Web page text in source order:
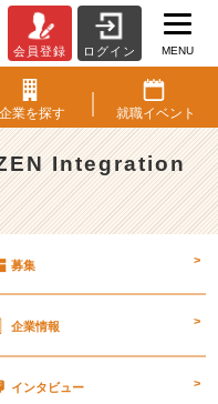
会員登録 ログイン MENU
企業を探す 就職イベント
Integration
募集 >
企業情報 >
インタビュー >